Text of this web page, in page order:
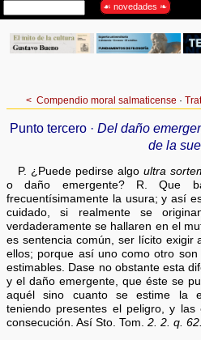
< Compendio moral salmaticense ·
Punto tercero · Del daño
de la
P. ¿Puede pedirse algo ultra
o daño emergente? R. Que
frecuentísimamente la usura; y así
cuidado, si realmente se
verdaderamente se hallaren en el
es sentencia común, ser lícito exigir
ellos; porque así uno como otro
estimables. Dase no obstante esta
y el daño emergente, que éste se
aquél sino cuanto se estime la
teniendo presentes el peligro, y las
consecución. Así Sto. Tom.2. 2. q.